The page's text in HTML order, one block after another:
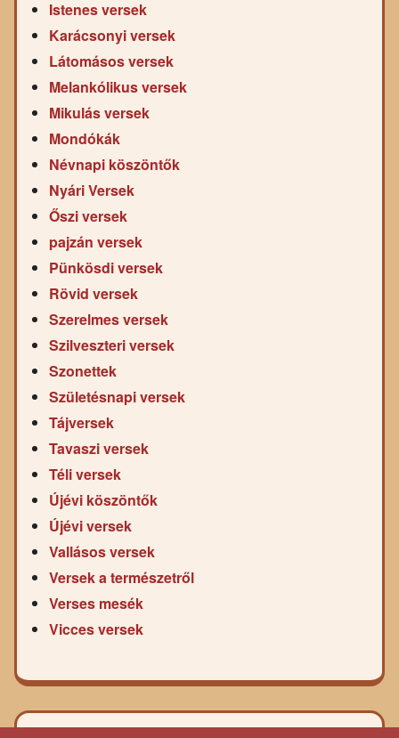
Istenes versek
Karácsonyi versek
Látomásos versek
Melankólikus versek
Mikulás versek
Mondókák
Névnapi köszöntők
Nyári Versek
Őszi versek
pajzán versek
Pünkösdi versek
Rövid versek
Szerelmes versek
Szilveszteri versek
Szonettek
Születésnapi versek
Tájversek
Tavaszi versek
Téli versek
Újévi köszöntők
Újévi versek
Vallásos versek
Versek a természetről
Verses mesék
Vicces versek